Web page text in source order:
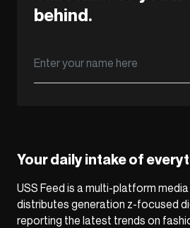
behind.
Your daily intake of
USS Feed is a multi-platform
distributes generation z-focused
reporting the latest trends on